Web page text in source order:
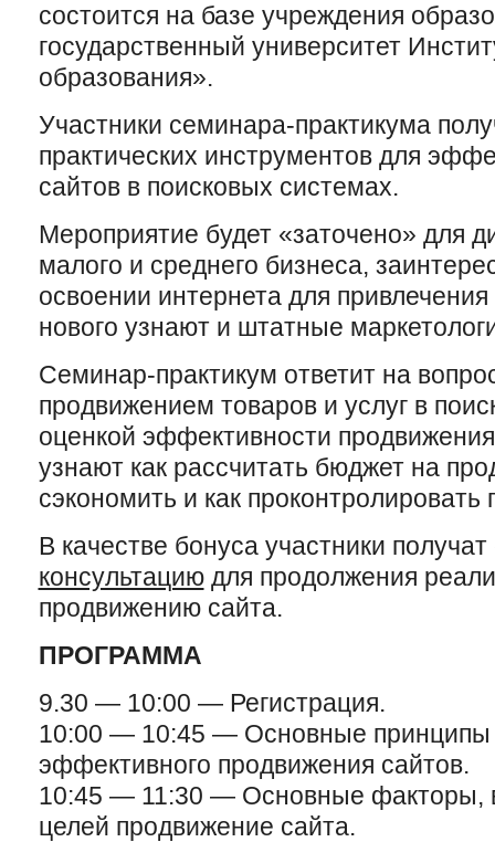
состоится на базе учреждения
государственный университет
образования».
Участники семинара-практикума
практических инструментов для
сайтов в поисковых системах.
Мероприятие будет «заточено» для
малого и среднего бизнеса,
освоении интернета для
нового узнают и штатные
Семинар-практикум ответит на
продвижением товаров и услуг в
оценкой эффективности
узнают как рассчитать бюджет на
сэкономить и как проконтролировать
В качестве бонуса участники
консультациюдля продолжения
продвижению сайта.
ПРОГРАММА
9.30 — 10:00 — Регистрация.
10:00 — 10:45 — Основные принципы
эффективного продвижения сайтов.
10:45 — 11:30 — Основные факторы,
целей продвижение сайта.